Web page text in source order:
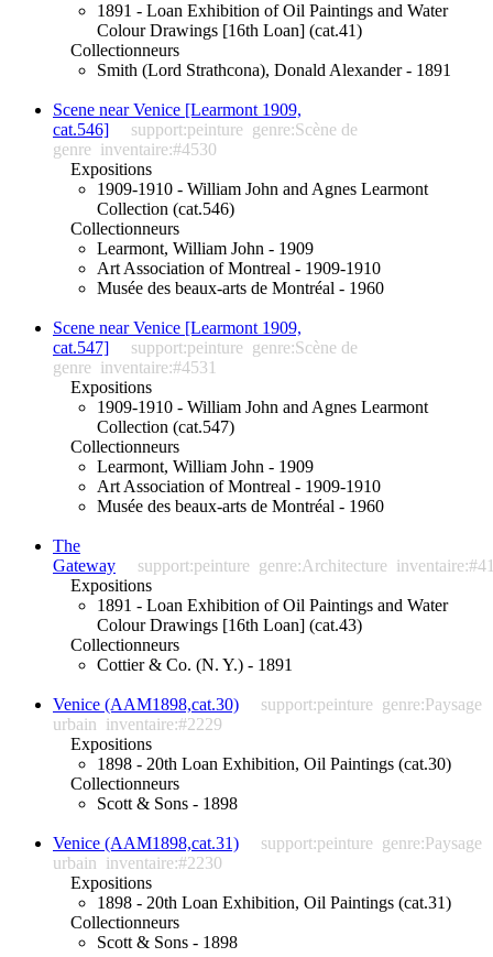
1891 - Loan Exhibition of Oil Paintings and Water
Colour Drawings [16th Loan] (cat.41)
Collectionneurs
Smith (Lord Strathcona), Donald Alexander - 1891
Scene near Venice [Learmont 1909,
cat.546]
support:peinture genre:Scène de
genre inventaire:#4530
Expositions
1909-1910 - William John and Agnes Learmont
Collection (cat.546)
Collectionneurs
Learmont, William John - 1909
Art Association of Montreal - 1909-1910
Musée des beaux-arts de Montréal - 1960
Scene near Venice [Learmont 1909,
cat.547]
support:peinture genre:Scène de
genre inventaire:#4531
Expositions
1909-1910 - William John and Agnes Learmont
Collection (cat.547)
Collectionneurs
Learmont, William John - 1909
Art Association of Montreal - 1909-1910
Musée des beaux-arts de Montréal - 1960
The
Gateway
support:peinture genre:Architecture
Expositions
1891 - Loan Exhibition of Oil Paintings and Water
Colour Drawings [16th Loan] (cat.43)
Collectionneurs
Cottier & Co. (N. Y.) - 1891
Venice (AAM1898,cat.30) support:peinture genre:Paysage
urbain inventaire:#2229
Expositions
1898 - 20th Loan Exhibition, Oil Paintings (cat.30)
Collectionneurs
Scott & Sons - 1898
Venice (AAM1898,cat.31) support:peinture genre:Paysage
urbain inventaire:#2230
Expositions
1898 - 20th Loan Exhibition, Oil Paintings (cat.31)
Collectionneurs
Scott & Sons - 1898